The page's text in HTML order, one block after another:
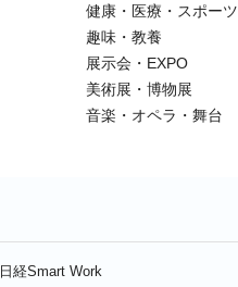
健康・医療・スポーツ
趣味・教養
展示会・EXPO
美術展・博物展
音楽・オペラ・舞台
日経Smart Work